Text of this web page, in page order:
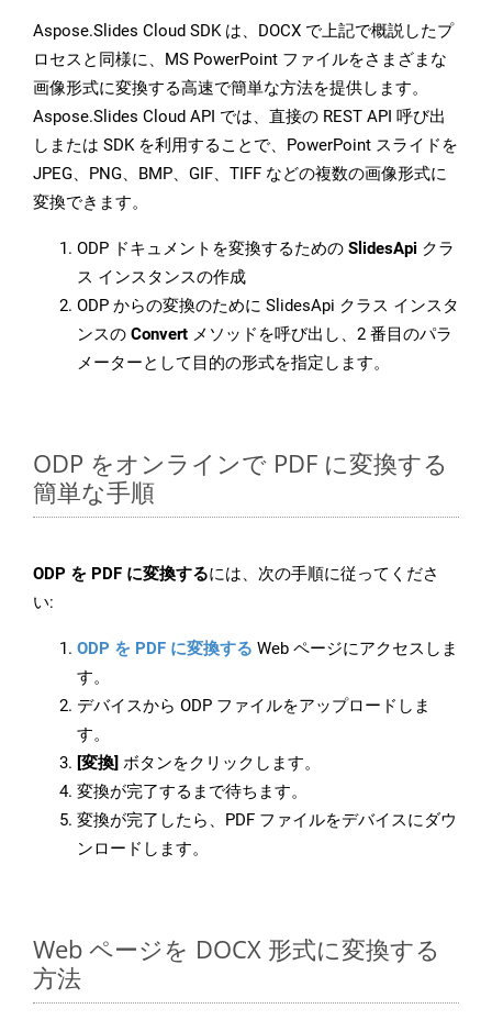
Aspose.Slides Cloud SDK は、DOCX で上記で概説したプ
ロセスと同様に、MS PowerPoint ファイルをさまざまな
画像形式に変換する高速で簡単な方法を提供します。
Aspose.Slides Cloud API では、直接の REST API 呼び出
しまたは SDK を利用することで、PowerPoint スライドを
JPEG、PNG、BMP、GIF、TIFF などの複数の画像形式に
変換できます。
ODP ドキュメントを変換するための SlidesApi クラ
ス インスタンスの作成
ODP からの変換のために SlidesApi クラス インスタ
ンスの Convert メソッドを呼び出し、2 番目のパラ
メーターとして目的の形式を指定します。
ODP をオンラインで PDF に変換する
簡単な手順
ODP を PDF に変換するには、次の手順に従ってくださ
い:
ODP を PDF に変換する Web ページにアクセスしま
す。
デバイスから ODP ファイルをアップロードしま
す。
[変換] ボタンをクリックします。
変換が完了するまで待ちます。
変換が完了したら、PDF ファイルをデバイスにダウ
ンロードします。
Web ページを DOCX 形式に変換する
方法